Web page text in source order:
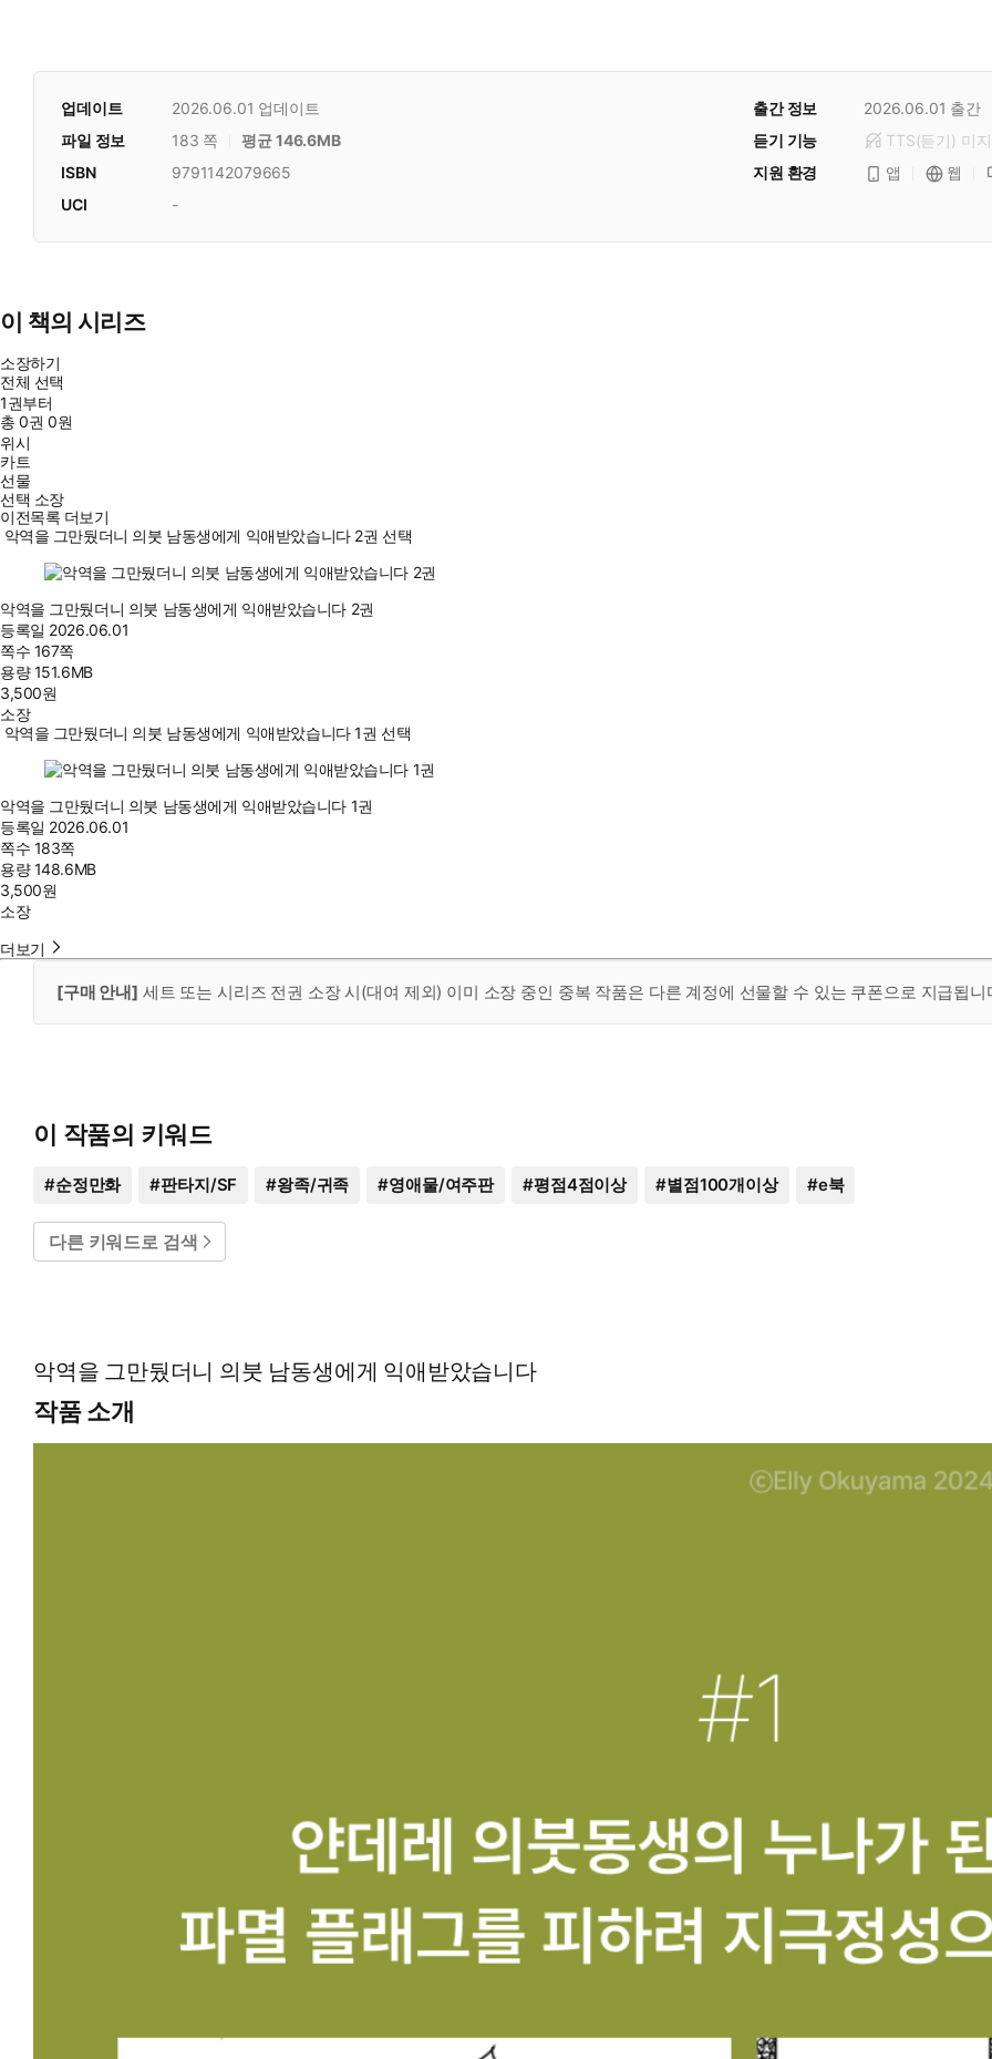
업데이트 2026.06.01 업데이트 출간 정보 2026.06.01 출간
듣기 기능
TTS(듣기) 미
파일 정보 183 쪽
평균 146.6MB
지원 환경
앱 웹
ISBN
9791142079665
UCI
-
이 책의 시리즈
소장하기
전체 선택
1권부터
총0권 0원
위시
카트
선물
선택 소장
이전목록 더보기
악역을 그만뒀더니 의붓 남동생에게 익애받았습니다 2권 선택
악역을 그만뒀더니 의붓 남동생에게 익애받았습니다 2권
등록일 2026.06.01
쪽수 167쪽
용량151.6MB
3,500원
소장
악역을 그만뒀더니 의붓 남동생에게 익애받았습니다 1권 선택
악역을 그만뒀더니 의붓 남동생에게 익애받았습니다 1권
등록일 2026.06.01
쪽수 183쪽
용량148.6MB
3,500원
소장
더보기
[구매 안내] 세트 또는 시리즈 전권 소장 시(대여 제외) 이미 소장 중인 중복 작품은 다른 계정에 선물할 수 있는 쿠폰으로 지급됩니
이 작품의 키워드
#순정만화 #판타지/SF #왕족/귀족 #영애물/여주판 #평점4점이상 #별점100개이상 #e북
다른 키워드로 검색
악역을 그만뒀더니 의붓 남동생에게 익애받았습니다
작품 소개